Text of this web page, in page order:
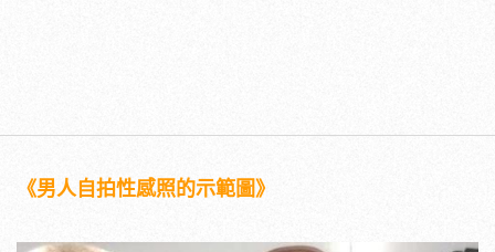
《男人自拍性感照的示範圖》